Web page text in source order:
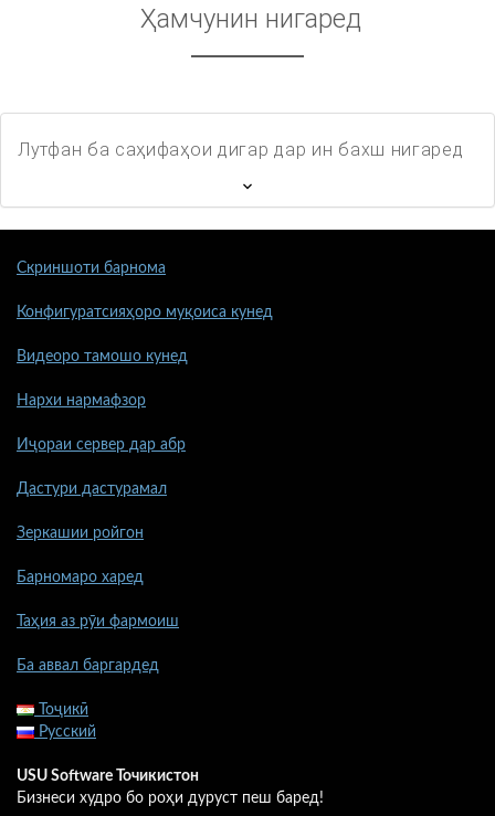
Ҳамчунин нигаред
Лутфан ба саҳифаҳои дигар дар ин бахш нигаред
Скриншоти барнома
Конфигуратсияҳоро муқоиса кунед
Видеоро тамошо кунед
Нархи нармафзор
Иҷораи сервер дар абр
Дастури дастурамал
Зеркашии ройгон
Барномаро харед
Таҳия аз рӯи фармоиш
Ба аввал баргардед
Тоҷикӣ
Русский
USU Software Точикистон
Бизнеси худро бо роҳи дуруст пеш баред!